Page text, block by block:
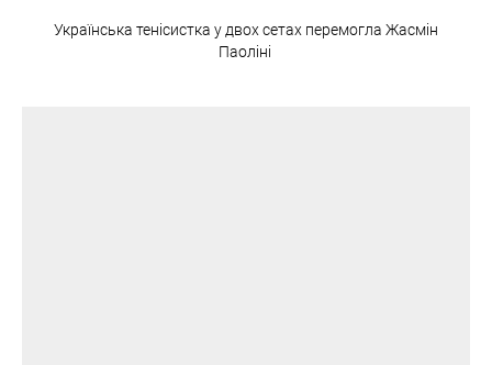
Українська тенісистка у двох сетах перемогла Жасмін
Паоліні